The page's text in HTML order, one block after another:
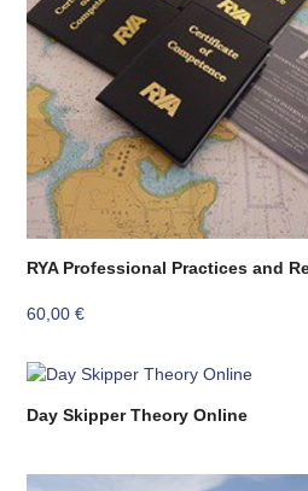
RYA Professional Practices and
60,00€
Day Skipper Theory Online